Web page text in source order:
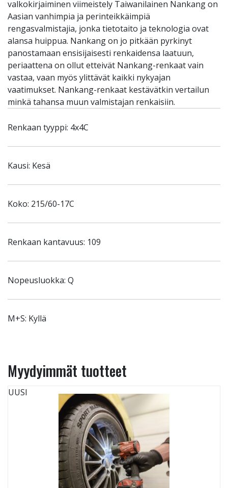
valkokirjaiminen viimeistely Taiwanilainen Nankang on
Aasian vanhimpia ja perinteikkäimpiä
rengasvalmistajia, jonka tietotaito ja teknologia ovat
alansa huippua. Nankang on jo pitkään pyrkinyt
panostamaan ensisijaisesti renkaidensa laatuun,
periaattena on ollut etteivät Nankang-renkaat vain
vastaa, vaan myös ylittävät kaikki nykyajan
vaatimukset. Nankang-renkaat kestävätkin vertailun
minkä tahansa muun valmistajan renkaisiin.
Renkaan tyyppi: 4x4C
Kausi: Kesä
Koko: 215/60-17C
Renkaan kantavuus: 109
Nopeusluokka: Q
M+S: Kyllä
Myydyimmät tuotteet
UUSI